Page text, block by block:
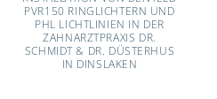
PVR150 RINGLICHTERN UND
PHL LICHTLINIEN IN DER
ZAHNARZTPRAXIS DR.
SCHMIDT & DR. DÜSTERHUS
IN DINSLAKEN